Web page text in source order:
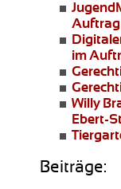
Auftrag
im
Willy
Ebert-
Beiträge: